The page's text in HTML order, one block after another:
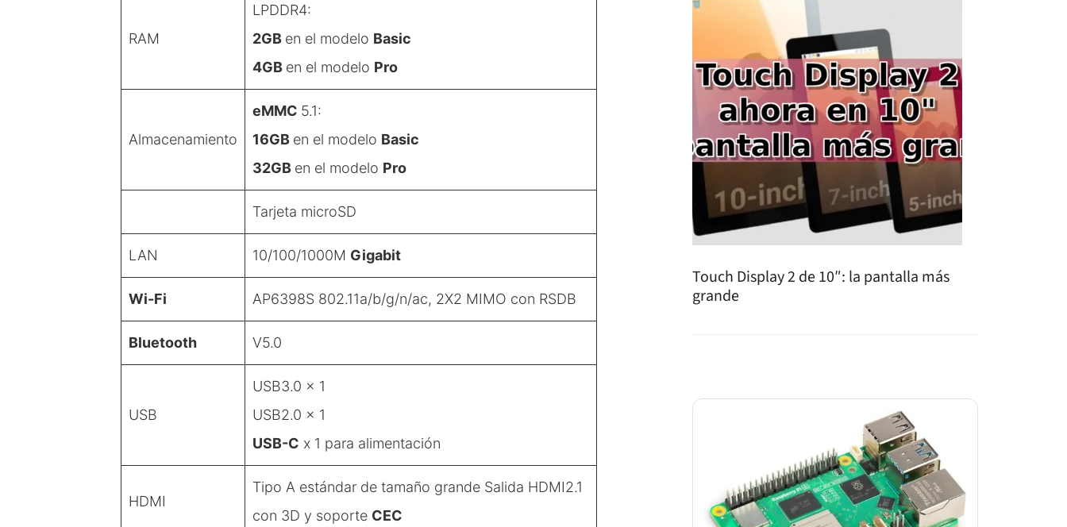
RAM
LPDDR4:
2GB en el modelo Basic
4GB en el modelo Pro
Almacenamiento
eMMC 5.1:
16GB en el modelo Basic
32GB en el modelo Pro
Tarjeta microSD
LAN 10/100/1000M Gigabit
Wi-Fi AP6398S 802.11a/b/g/n/ac, 2X2 MIMO con RSDB
Bluetooth V5.0
USB
USB3.0 x 1
USB2.0 x 1
USB-C x 1 para alimentación
HDMI
Tipo A estándar de tamaño grande Salida HDMI2.1
con 3D y soporte CEC
Touch Display 2 de 10″: la pantalla más
grande